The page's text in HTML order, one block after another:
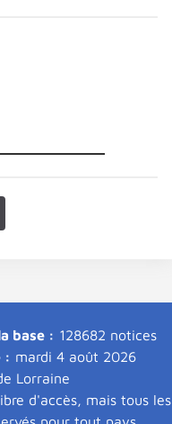
base : 128682 notices
: mardi 4 août 2026
Lorraine
d'accès, mais tous les